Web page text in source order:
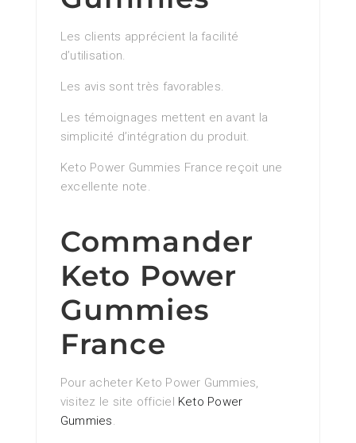
Les clients apprécient la facilité
d’utilisation.
Les avis sont très favorables.
Les témoignages mettent en avant la
simplicité d’intégration du produit.
Keto Power Gummies France reçoit une
excellente note.
Commander
Keto Power
Gummies
France
Pour acheter Keto Power Gummies,
visitez le site officiel Keto Power
Gummies.